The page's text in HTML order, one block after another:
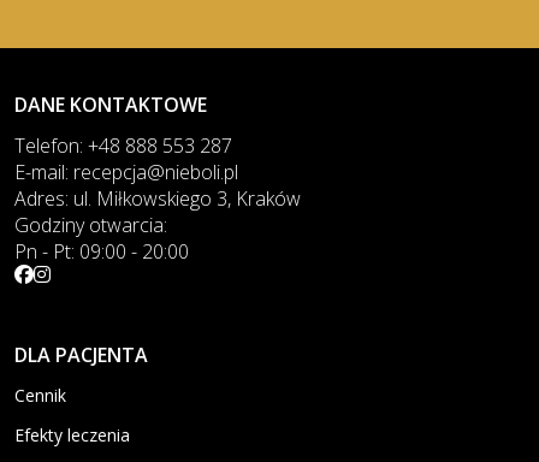
DANE KONTAKTOWE
Telefon: +48 888 553 287
E-mail: recepcja@nieboli.pl
Adres: ul. Miłkowskiego 3, Kraków
Godziny otwarcia:
Pn - Pt: 09:00 - 20:00
DLA PACJENTA
Cennik
Efekty leczenia